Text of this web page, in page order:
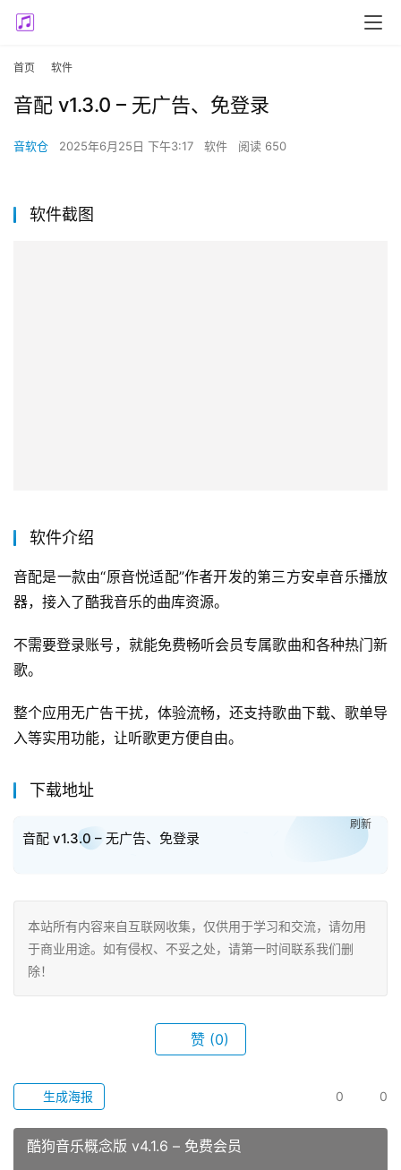
首页 软件
音配 v1.3.0 – 无广告、免登录
音软仓 2025年6月25日 下午3:17 软件 阅读 650
软件截图
软件介绍
音配是一款由“原音悦适配”作者开发的第三方安卓音乐播放
器，接入了酷我音乐的曲库资源。
不需要登录账号，就能免费畅听会员专属歌曲和各种热门新
歌。
整个应用无广告干扰，体验流畅，还支持歌曲下载、歌单导
入等实用功能，让听歌更方便自由。
下载地址
音配 v1.3.0 – 无广告、免登录
刷新
本站所有内容来自互联网收集，仅供用于学习和交流，请勿用
于商业用途。如有侵权、不妥之处，请第一时间联系我们删
除！
赞 (0)
0 0
生成海报
酷狗音乐概念版 v4.1.6 – 免费会员